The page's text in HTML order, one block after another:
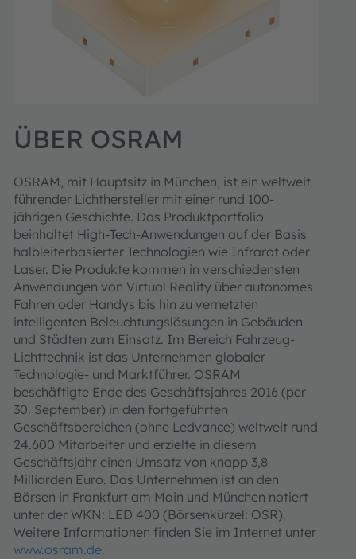
ÜBER OSRAM
OSRAM, mit Hauptsitz in München, ist ein weltweit
führender Lichthersteller mit einer rund 100-
jährigen Geschichte. Das Produktportfolio
beinhaltet High-Tech-Anwendungen auf der Basis
halbleiterbasierter Technologien wie Infrarot oder
Laser. Die Produkte kommen in verschiedensten
Anwendungen von Virtual Reality über autonomes
Fahren oder Handys bis hin zu vernetzten
intelligenten Beleuchtungslösungen in Gebäuden
und Städten zum Einsatz. Im Bereich Fahrzeug-
Lichttechnik ist das Unternehmen globaler
Technologie- und Marktführer. OSRAM
beschäftigte Ende des Geschäftsjahres 2016 (per
30. September) in den fortgeführten
Geschäftsbereichen (ohne Ledvance) weltweit rund
24.600 Mitarbeiter und erzielte in diesem
Geschäftsjahr einen Umsatz von knapp 3,8
Milliarden Euro. Das Unternehmen ist an den
Börsen in Frankfurt am Main und München notiert
unter der WKN: LED 400 (Börsenkürzel: OSR).
Weitere Informationen finden Sie im Internet unter
www.osram.de.